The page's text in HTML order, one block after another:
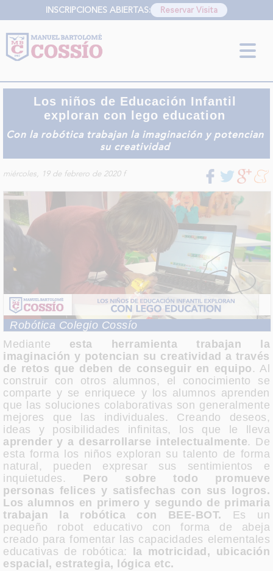
INSCRIPCIONES ABIERTAS: Reservar Visita
Los niños de Educación Infantil
exploran con lego education
Con la robótica trabajan la imaginación y potencian
su creatividad
miércoles, 19 de febrero de 2020 f
Robótica Colegio Cossío
Mediante esta herramienta trabajan la
imaginación y potencian su creatividad a través
de retos que deben de conseguir en equipo . Al
construir con otros alumnos, el conocimiento se
comparte y se enriquece y los alumnos aprenden
que las soluciones colaborativas son generalmente
mejores que las individuales. Creando deseos,
ideas y posibilidades infinitas, los que le lleva
aprender y a desarrollarse intelectualmente. De
esta forma los niños exploran su talento de forma
natural, pueden expresar sus sentimientos e
inquietudes. Pero sobre todo promueve
personas felices y satisfechas con sus logros.
Los alumnos en primero y segundo de primaria
trabajan la robótica con BEE-BOT. Es un
pequeño robot educativo con forma de abeja
creado para fomentar las capacidades elementales
educativas de robótica:
la motricidad, ubicación
espacial, estrategia, lógica etc.
INFORMACIÓN SOBRE LA PROTECCIÓN DE TUS DATOS
Finalidad:
Legitimación:
Destinatarios:
link
Información adicional
link